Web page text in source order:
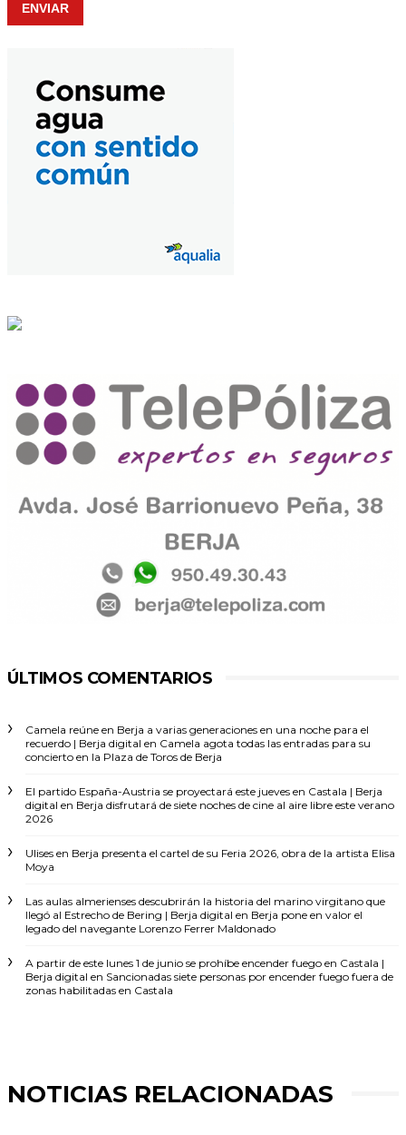
ENVIAR
ÚLTIMOS COMENTARIOS
Camela reúne en Berja a varias generaciones en una noche para el
recuerdo | Berja digital en Camela agota todas las entradas para su
concierto en la Plaza de Toros de Berja
El partido España-Austria se proyectará este jueves en Castala | Berja
digital en Berja disfrutará de siete noches de cine al aire libre este verano
2026
Ulises en Berja presenta el cartel de su Feria 2026, obra de la artista Elisa
Moya
Las aulas almerienses descubrirán la historia del marino virgitano que
llegó al Estrecho de Bering | Berja digital en Berja pone en valor el
legado del navegante Lorenzo Ferrer Maldonado
A partir de este lunes 1 de junio se prohíbe encender fuego en Castala |
Berja digital en Sancionadas siete personas por encender fuego fuera de
zonas habilitadas en Castala
NOTICIAS RELACIONADAS